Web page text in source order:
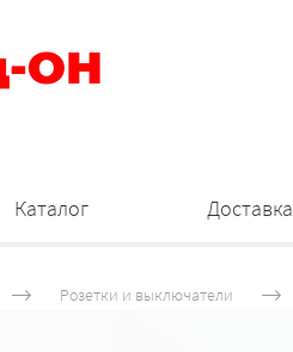
ОН
Каталог Доставка
Розетки и выключатели